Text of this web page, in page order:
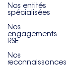
Nos entités
spécialisées
Nos
engagements
RSE
Nos
reconnaissances